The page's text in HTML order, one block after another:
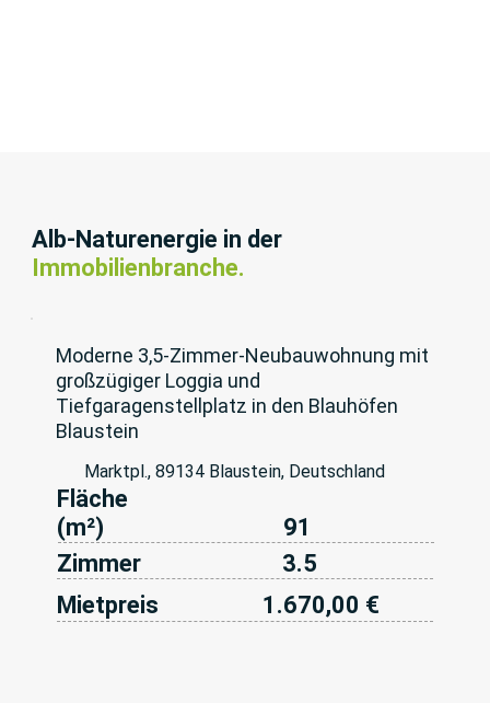
Alb-Naturenergie in der
Immobilienbranche.
Moderne 3,5-Zimmer-Neubauwohnung mit
großzügiger Loggia und
Tiefgaragenstellplatz in den Blauhöfen
Blaustein
Marktpl., 89134 Blaustein, Deutschland
Fläche
(m²)
91
Zimmer
3.5
Mietpreis
1.670,00 €